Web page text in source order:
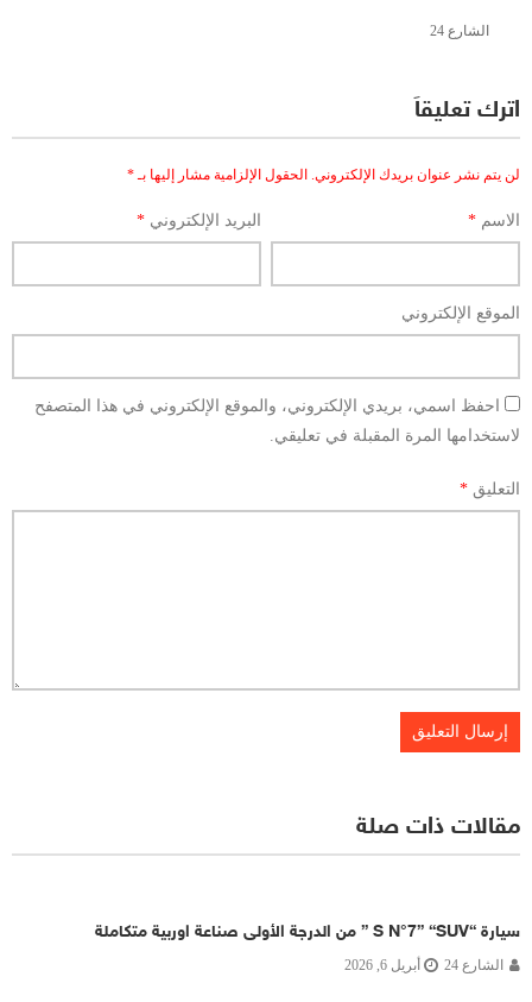
الشارع 24
اترك تعليقاً
لن يتم نشر عنوان بريدك الإلكتروني. الحقول الإلزامية مشار إليها بـ*
الاسم * البريد الإلكتروني*
الموقع الإلكتروني
احفظ اسمي، بريدي الإلكتروني، والموقع الإلكتروني في هذا المتصفح
لاستخدامها المرة المقبلة في تعليقي.
التعليق *
مقالات ذات صلة
سيارة “S N°7” “SUV ” من الدرجة الأولى صناعة اوربية متكاملة
الشارع 24 أبريل 6, 2026